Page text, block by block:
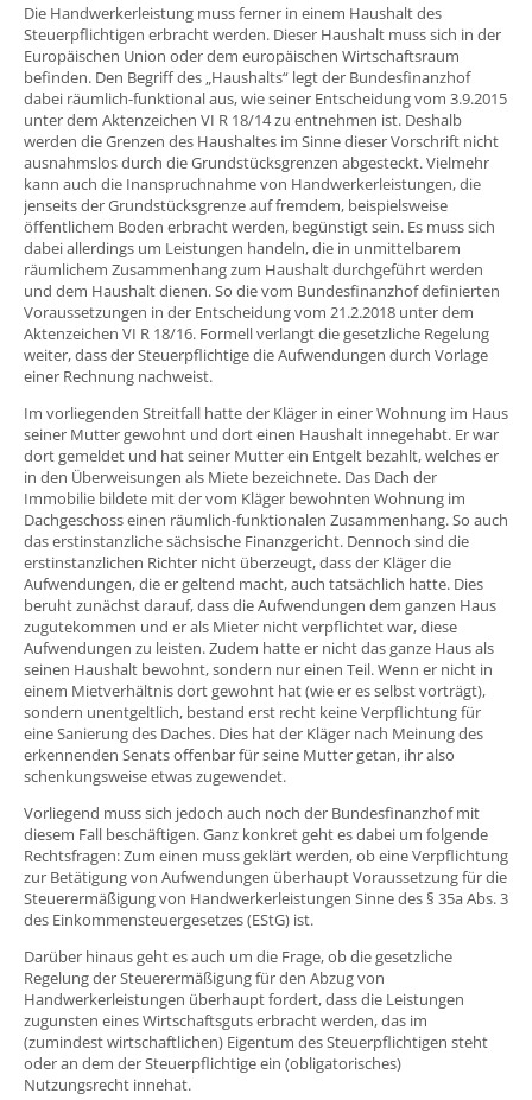
Die Handwerkerleistung muss ferner in einem Haushalt des
Steuerpflichtigen erbracht werden. Dieser Haushalt muss sich in der
Europäischen Union oder dem europäischen Wirtschaftsraum
befinden. Den Begriff des „Haushalts“ legt der Bundesfinanzhof
dabei räumlich-funktional aus, wie seiner Entscheidung vom 3.9.2015
unter dem Aktenzeichen VI R 18/14 zu entnehmen ist. Deshalb
werden die Grenzen des Haushaltes im Sinne dieser Vorschrift nicht
ausnahmslos durch die Grundstücksgrenzen abgesteckt. Vielmehr
kann auch die Inanspruchnahme von Handwerkerleistungen, die
jenseits der Grundstücksgrenze auf fremdem, beispielsweise
öffentlichem Boden erbracht werden, begünstigt sein. Es muss sich
dabei allerdings um Leistungen handeln, die in unmittelbarem
räumlichem Zusammenhang zum Haushalt durchgeführt werden
und dem Haushalt dienen. So die vom Bundesfinanzhof definierten
Voraussetzungen in der Entscheidung vom 21.2.2018 unter dem
Aktenzeichen VI R 18/16. Formell verlangt die gesetzliche Regelung
weiter, dass der Steuerpflichtige die Aufwendungen durch Vorlage
einer Rechnung nachweist.
Im vorliegenden Streitfall hatte der Kläger in einer Wohnung im Haus
seiner Mutter gewohnt und dort einen Haushalt innegehabt. Er war
dort gemeldet und hat seiner Mutter ein Entgelt bezahlt, welches er
in den Überweisungen als Miete bezeichnete. Das Dach der
Immobilie bildete mit der vom Kläger bewohnten Wohnung im
Dachgeschoss einen räumlich-funktionalen Zusammenhang. So auch
das erstinstanzliche sächsische Finanzgericht. Dennoch sind die
erstinstanzlichen Richter nicht überzeugt, dass der Kläger die
Aufwendungen, die er geltend macht, auch tatsächlich hatte. Dies
beruht zunächst darauf, dass die Aufwendungen dem ganzen Haus
zugutekommen und er als Mieter nicht verpflichtet war, diese
Aufwendungen zu leisten. Zudem hatte er nicht das ganze Haus als
seinen Haushalt bewohnt, sondern nur einen Teil. Wenn er nicht in
einem Mietverhältnis dort gewohnt hat (wie er es selbst vorträgt),
sondern unentgeltlich, bestand erst recht keine Verpflichtung für
eine Sanierung des Daches. Dies hat der Kläger nach Meinung des
erkennenden Senats offenbar für seine Mutter getan, ihr also
schenkungsweise etwas zugewendet.
Vorliegend muss sich jedoch auch noch der Bundesfinanzhof mit
diesem Fall beschäftigen. Ganz konkret geht es dabei um folgende
Rechtsfragen: Zum einen muss geklärt werden, ob eine Verpflichtung
zur Betätigung von Aufwendungen überhaupt Voraussetzung für die
Steuerermäßigung von Handwerkerleistungen Sinne des § 35a Abs. 3
des Einkommensteuergesetzes (EStG) ist.
Darüber hinaus geht es auch um die Frage, ob die gesetzliche
Regelung der Steuerermäßigung für den Abzug von
Handwerkerleistungen überhaupt fordert, dass die Leistungen
zugunsten eines Wirtschaftsguts erbracht werden, das im
(zumindest wirtschaftlichen) Eigentum des Steuerpflichtigen steht
oder an dem der Steuerpflichtige ein (obligatorisches)
Nutzungsrecht innehat.